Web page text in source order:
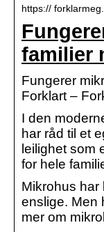
https://
familier
Fungerer
Forklart –
I den
har råd til et
leilighet som
for hele
Mikrohus har
enslige. Men
mer om